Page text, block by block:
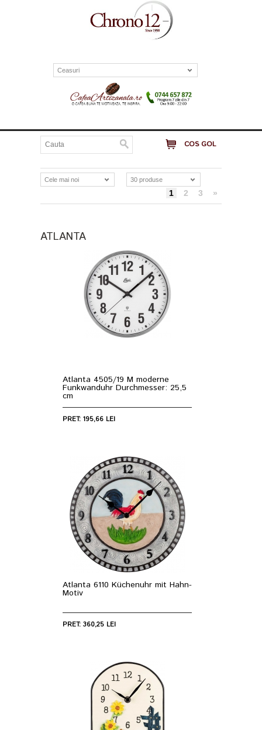
Ceasuri
COS GOL
Cele mai noi 30 produse
1 2 3 »
ATLANTA
Atlanta 4505/19 M moderne
Funkwanduhr Durchmesser: 25,5
cm
PRET: 195,66 LEI
Atlanta 6110 Küchenuhr mit Hahn-
Motiv
PRET: 360,25 LEI